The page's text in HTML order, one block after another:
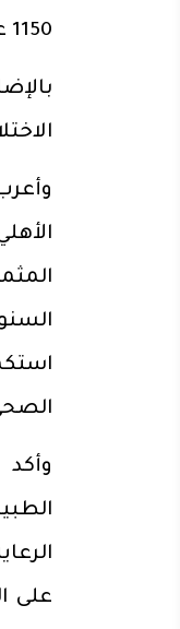
1150 عملية جراحية دقيقة ومتقدمة للأطفال.
على